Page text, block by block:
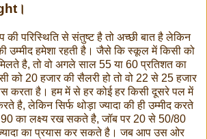
परिस्थिति से संतुष्ट है तो अच्छी बात है लेकिन
उम्मीद हमेशा रहती है। जैसे कि स्कूल में किसी को
है, तो वो अगले साल 55 या 60 प्रतिशत का
को 20 हजार की सैलरी हो तो वो 22 से 25 हजार
करता है। हम में से हर कोई हर किसी दूसरे पल में
है, लेकिन सिर्फ थोड़ा ज्यादा की ही उम्मीद करते
का लक्ष्य रख सकते है, जॉब पर 20 से 50/80
का प्रयास कर सकते है। जब आप उस ओर